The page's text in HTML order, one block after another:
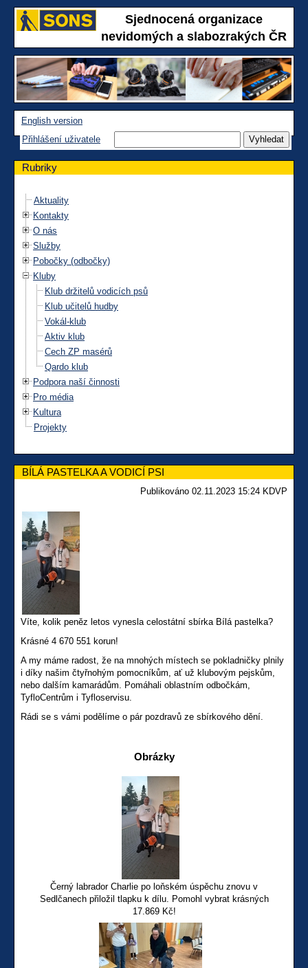
Sjednocená organizace
nevidomých a slabozrakých ČR
English version
Přihlášení uživatele
Rubriky
Aktuality
Kontakty
O nás
Služby
Pobočky (odbočky)
Kluby
Klub držitelů vodicích psů
Klub učitelů hudby
Vokál-klub
Aktiv klub
Cech ZP masérů
Qardo klub
Podpora naší činnosti
Pro média
Kultura
Projekty
BÍLÁ PASTELKA A VODICÍ PSI
Publikováno 02.11.2023 15:24 KDVP
Víte, kolik peněz letos vynesla celostátní sbírka Bílá pastelka?
Krásné 4 670 551 korun!
A my máme radost, že na mnohých místech se pokladničky plnily
i díky našim čtyřnohým pomocníkům, ať už klubovým pejskům,
nebo dalším kamarádům. Pomáhali oblastním odbočkám,
TyfloCentrům i Tyfloservisu.
Rádi se s vámi podělíme o pár pozdravů ze sbírkového dění.
Obrázky
Černý labrador Charlie po loňském úspěchu znovu v
Sedlčanech přiložil tlapku k dílu. Pomohl vybrat krásných
17.869 Kč!